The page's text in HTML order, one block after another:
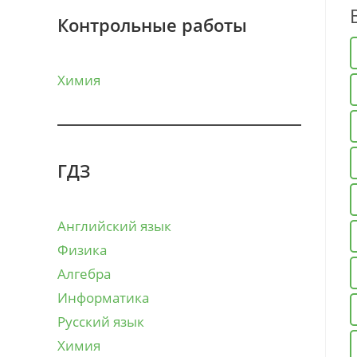
Контрольные работы
Химия
ГДЗ
Английский язык
Физика
Алгебра
Информатика
Русский язык
Химия